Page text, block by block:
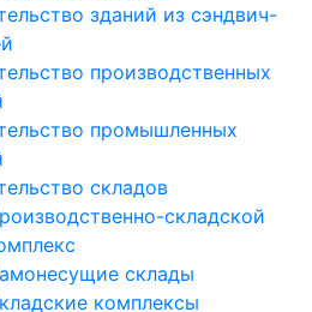
зданий из сэндвич-
производственных
промышленных
складов
складской
склады
комплексы